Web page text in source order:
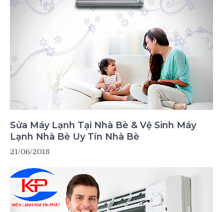
Sửa Máy Lạnh Tại Nhà Bè & Vệ Sinh Máy
Lạnh Nhà Bè Uy Tín Nhà Bè
21/06/2018